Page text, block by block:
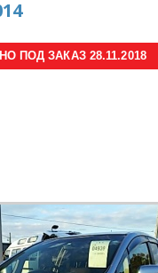
ПОД ЗАКАЗ 28.11.2018